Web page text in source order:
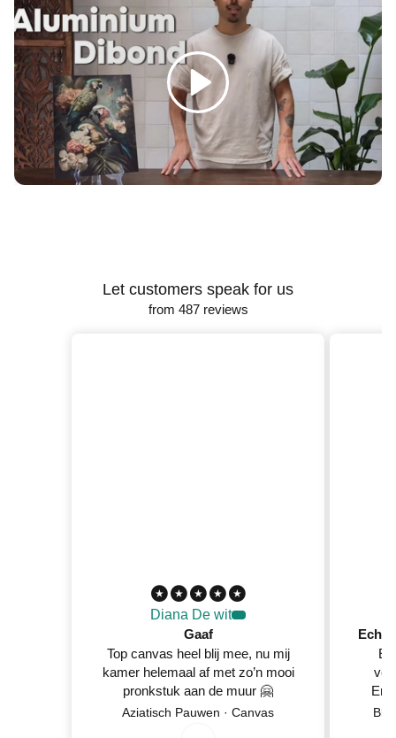
Spelen
Let customers speak for us
from 487 reviews
Diana De wit
Gaaf
Top canvas heel blij mee, nu mij
kamer helemaal af met zo’n mooi
pronkstuk aan de muur 🤗
Aziatisch Pauwen · Canvas
En